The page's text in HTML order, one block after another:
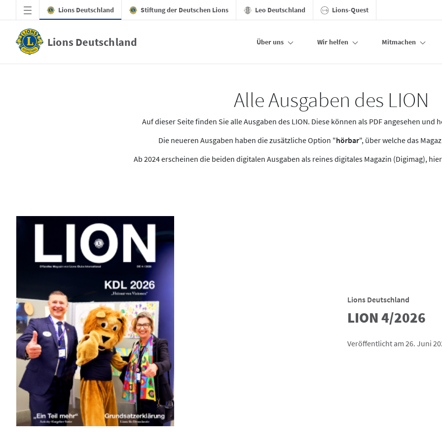
Zum Hauptinhalt springen
Lions Deutschland Stiftung der Deutschen Lions Leo Deutschland Lions-Quest
Lions Deutschland Über uns Wir helfen Mitmachen
Alle Ausgaben des LION
Auf dieser Seite finden Sie alle Ausgaben des LION. Diese können als PDF angesehen und
Die neueren Ausgaben haben die zusätzliche Option "hörbar", über welche das
Ab 2024 erscheinen die beiden digitalen Ausgaben als reines digitales Magazin (Digimag),
Lions Deutschland
LION 4/2026
Veröffentlicht am 26. Juni